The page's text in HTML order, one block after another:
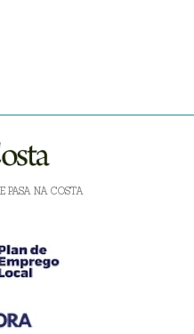
PASA NA COSTA